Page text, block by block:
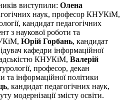
виступили: Олена
наук, професор КНУКіМ,
кандидат педагогічних
з наукової роботи та
Юрій Горбань, кандидат
кафедри інформаційної
КНУКіМ, Валерій
професор, декан
та інформаційної політики
, кандидат педагогічних наук,
модернізації змісту освіти.